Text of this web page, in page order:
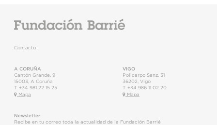
Contacto
A CORUÑA
Cantón Grande, 9
15003
A Coruña
T. +34 981 22 15 25
Mapa
VIGO
Policarpo Sanz, 31
36202 Vigo
T. +34 986 11 02 20
Mapa
Newsletter
Recibe en tu correo toda la actualidad de la Fundación Barrié